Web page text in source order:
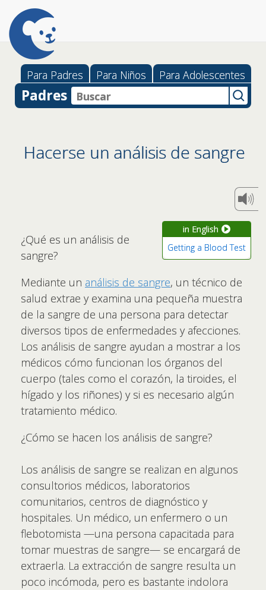
Para Padres Para Niños Para Adolescentes
Padres
Hacerse un análisis de sangre
in English
Getting a Blood Test
¿Qué es un análisis de
sangre?
Mediante un análisis de sangre, un técnico de
salud extrae y examina una pequeña muestra
de la sangre de una persona para detectar
diversos tipos de enfermedades y afecciones.
Los análisis de sangre ayudan a mostrar a los
médicos cómo funcionan los órganos del
cuerpo (tales como el corazón, la tiroides, el
hígado y los riñones) y si es necesario algún
tratamiento médico.
¿Cómo se hacen los análisis de sangre?
Los análisis de sangre se realizan en algunos
consultorios médicos, laboratorios
comunitarios, centros de diagnóstico y
hospitales. Un médico, un enfermero o un
flebotomista —una persona capacitada para
tomar muestras de sangre— se encargará de
extraerla. La extracción de sangre resulta un
poco incómoda, pero es bastante indolora